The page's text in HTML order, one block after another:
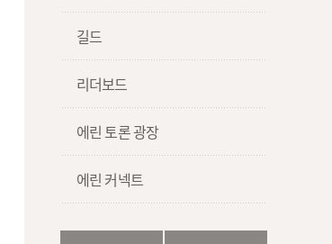
길드
리더보드
에린 토론 광장
에린 커넥트